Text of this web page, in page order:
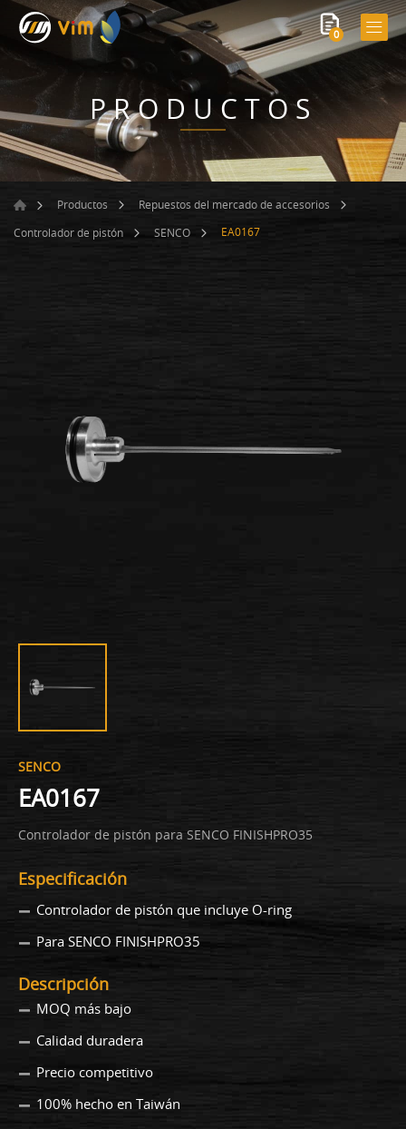
0
PRODUCTOS
Productos
Repuestos del mercado de accesorios
Controlador de pistón
SENCO EA0167
SENCO
EA0167
Controlador de pistón para SENCO FINISHPRO35
Especificación
Controlador de pistón que incluye O-ring
Para SENCO FINISHPRO35
Descripción
MOQ más bajo
Calidad duradera
Precio competitivo
100% hecho en Taiwán